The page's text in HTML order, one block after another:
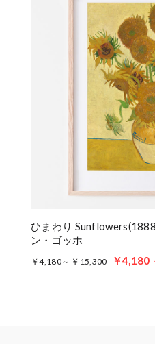
ひまわり
ン・ゴッホ
￥4,180～ ￥15,300 ￥4,180